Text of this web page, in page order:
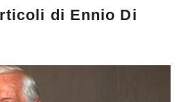
di Ennio Di